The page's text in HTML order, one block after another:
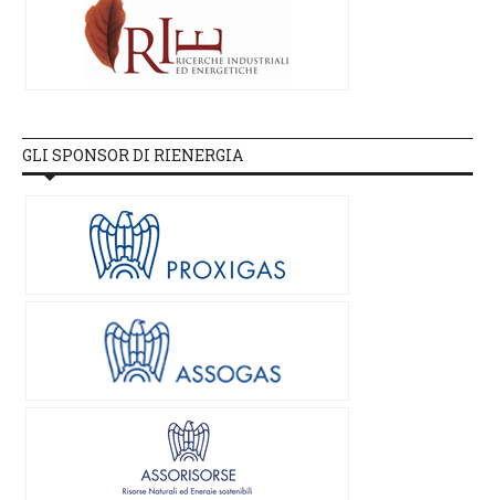
GLI SPONSOR DI RIENERGIA